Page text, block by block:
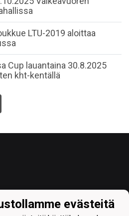
LTU-2019 aloittaa
Cup lauantaina 30.8.2025
kht-kentällä
evästeitä